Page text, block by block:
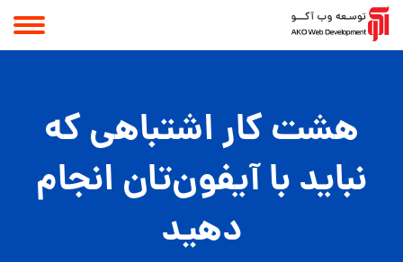
هشت کار اشتباهی که
نباید با آیفون‌تان انجام
دهید